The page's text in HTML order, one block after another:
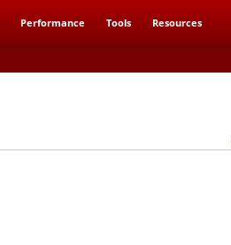
Performance Tools Resources